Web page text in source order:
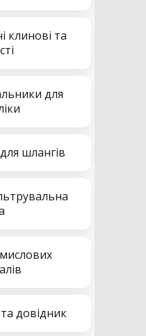
клинові та
для
шлангів
та довідник